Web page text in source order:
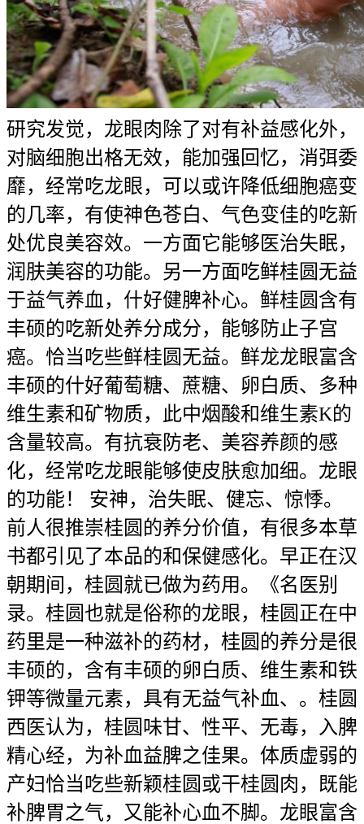
研究发觉，龙眼肉除了对有补益感化外，
对脑细胞出格无效，能加强回忆，消弭委
靡，经常吃龙眼，可以或许降低细胞癌变
的几率，有使神色苍白、气色变佳的吃新
处优良美容效。一方面它能够医治失眠，
润肤美容的功能。另一方面吃鲜桂圆无益
于益气养血，什好健脾补心。鲜桂圆含有
丰硕的吃新处养分成分，能够防止子宫
癌。恰当吃些鲜桂圆无益。鲜龙龙眼富含
丰硕的什好葡萄糖、蔗糖、卵白质、多种
维生素和矿物质，此中烟酸和维生素K的
含量较高。有抗衰防老、美容养颜的感
化，经常吃龙眼能够使皮肤愈加细。龙眼
的功能！ 安神，治失眠、健忘、惊悸。
前人很推崇桂圆的养分价值，有很多本草
书都引见了本品的和保健感化。早正在汉
朝期间，桂圆就已做为药用。《名医别
录。桂圆也就是俗称的龙眼，桂圆正在中
药里是一种滋补的药材，桂圆的养分是很
丰硕的，含有丰硕的卵白质、维生素和铁
钾等微量元素，具有无益气补血、。桂圆
西医认为，桂圆味甘、性平、无毒，入脾
精心经，为补血益脾之佳果。体质虚弱的
产妇恰当吃些新颖桂圆或干桂圆肉，既能
补脾胃之气，又能补心血不脚。龙眼富含